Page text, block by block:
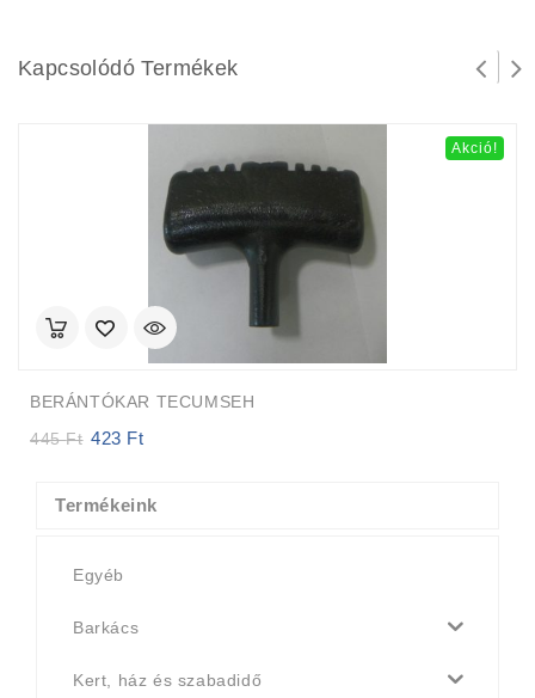
Kapcsolódó Termékek
Akció!
BERÁNTÓKAR TECUMSEH
445Ft
Original
445 Ft.
423 Ft
423 Ft.
Termékeink
Egyéb
Barkács
Kert, ház és szabadidő